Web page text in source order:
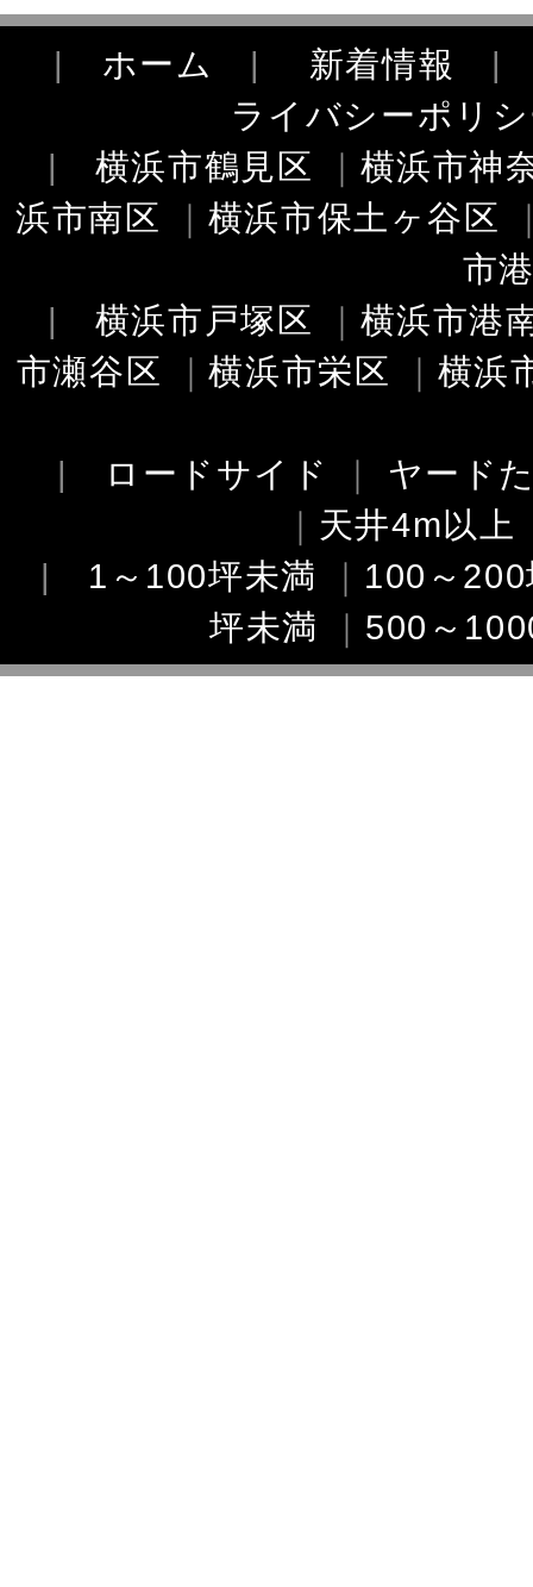
| ホーム | 新着情報
ライバシーポリ
| 横浜市鶴見区 ｜ 横浜市神
浜市南区 ｜ 横浜市保土ヶ谷区
市
| 横浜市戸塚区 ｜ 横浜市港
市瀬谷区 ｜横浜市栄区 ｜ 横浜
| ロードサイド ｜ ヤード
｜ 天井4m以上
| 1～100坪未満 ｜ 100～
坪未満 ｜ 500～